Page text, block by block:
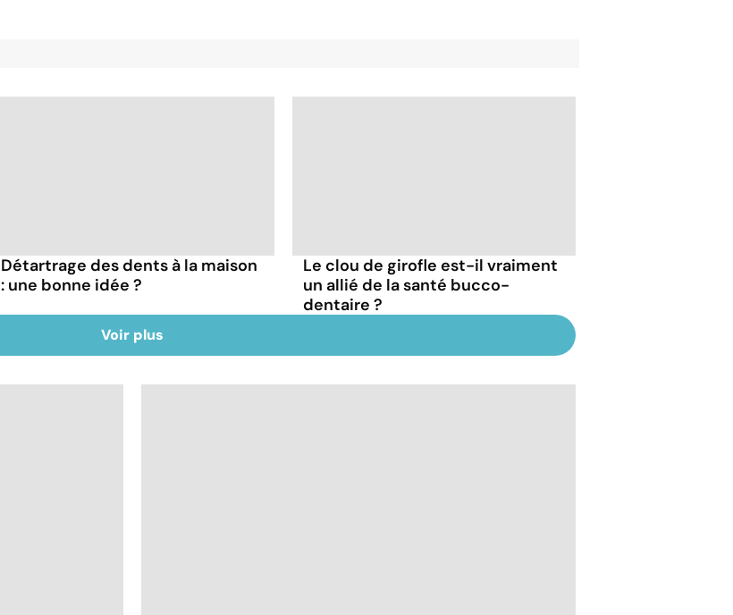
Détartrage des dents à la maison
: une bonne idée ?
Le clou de girofle est-il vraiment
un allié de la santé bucco-
dentaire ?
Voir plus